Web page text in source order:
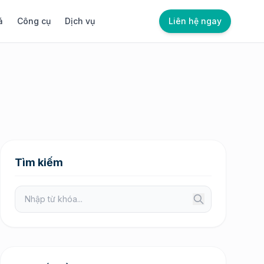
Công cụ Dịch vụ Liên hệ ngay
Tìm kiếm